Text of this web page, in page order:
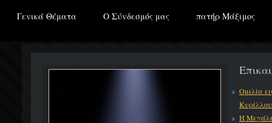
Γενικά Θέματα Ο Σύνδεσμός μας πατήρ Μάξιμος
Ομιλία
Η Μεγάλη